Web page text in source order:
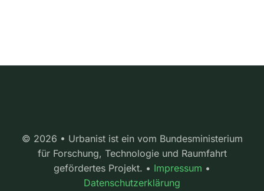
© 2026 • Urbanist ist ein vom Bundesministerium
für Forschung, Technologie und Raumfahrt
gefördertes Projekt. • Impressum •
Datenschutzerklärung